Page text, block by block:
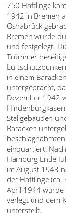
750 Häftlinge
1942 in Bremen
Osnabrück
Bremen wurde
und festgelegt.
Trümmer
in einem
untergebracht,
Dezember 1942
Stallgebäuden
Baracken
einquartiert.
Hamburg Ende
im August 1943
der Häftlinge (ca.
April 1944 wurde
verlegt und dem
unterstellt.